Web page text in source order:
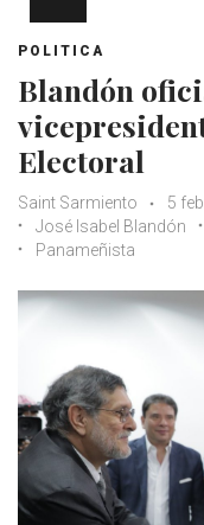
POLITICA
Blandón
Electoral
Saint Sarmiento 5
José Isabel Blandón
Panameñista